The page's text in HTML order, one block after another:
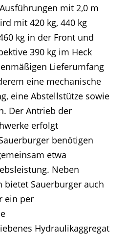
mit 2,0 m
mit 420 kg, 440 kg
kg in der Front und
390 kg im Heck
Lieferumfang
eine mechanische
eine Abstellstütze sowie
Der Antrieb der
erfolgt
benötigen
etwa
Neben
Sauerburger auch
ein per
Hydraulikaggregat